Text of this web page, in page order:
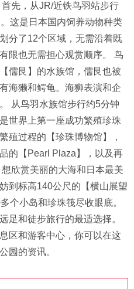
先，从JR/近铁鸟羽站步行
这是日本国内饲养动物种类
分了12个区域，无需沿着既
限也无需担心观赏顺序。 鸟
儒艮】的水族馆，儒艮也被
海獭和鳄龟。海狮表演和企
从鸟羽水族馆步行约5分钟
世界上第一座成功繁殖珍珠
殖过程的【珍珠博物馆】，
的【Pearl Plaza】，以及再
欣赏美丽的大海和日本最美
到标高140公尺的【横山展望
个小岛和珍珠筏尽收眼底。
足和徒步旅行的最适选择。
区和游客中心，你可以在这
园的资讯。